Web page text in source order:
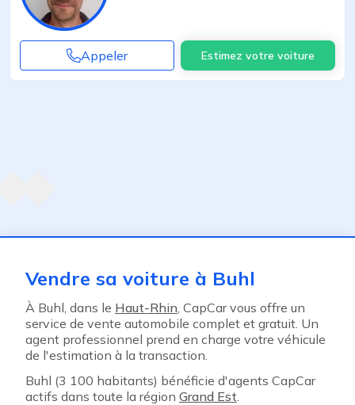
Appeler Estimez votre voiture
Vendre sa voiture à Buhl
À Buhl, dans le Haut-Rhin, CapCar vous offre un
service de vente automobile complet et gratuit. Un
agent professionnel prend en charge votre véhicule
de l'estimation à la transaction.
Buhl (3 100 habitants) bénéficie d'agents CapCar
actifs dans toute la région Grand Est.